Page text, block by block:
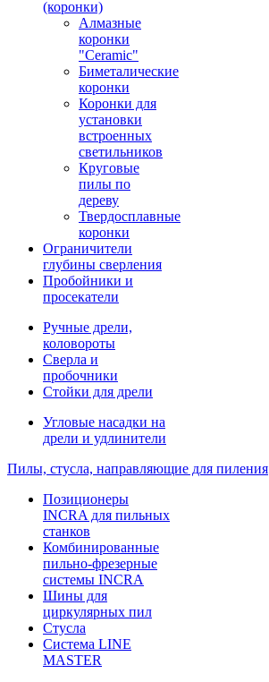
(коронки)
Алмазные
коронки
"Ceramic"
Биметалические
коронки
Коронки для
установки
встроенных
светильников
Круговые
пилы по
дереву
Твердосплавные
коронки
Ограничители
глубины сверления
Пробойники и
просекатели
Ручные дрели,
коловороты
Сверла и
пробочники
Стойки для дрели
Угловые насадки на
дрели и удлинители
Пилы, стусла, направляющие для пиления
Позиционеры
INCRA для пильных
станков
Комбинированные
пильно-фрезерные
системы INCRA
Шины для
циркулярных пил
Стусла
Система LINE
MASTER